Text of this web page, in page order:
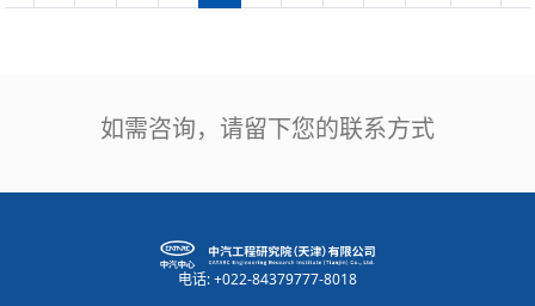
如需咨询，请留下您的联系方式
电话: +022-84379777-8018